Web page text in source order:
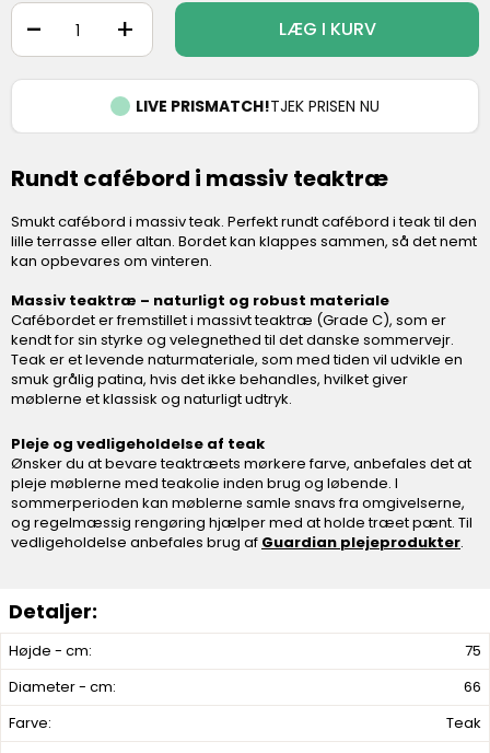
Højde - cm:
75
Diameter - cm:
66
Farve:
Teak
+
- LÆG I KURV
LIVE PRISMATCH!TJEK PRISEN NU
Rundt cafébord i massiv teaktræ
Smukt cafébord i massiv teak. Perfekt rundt cafébord i teak til den
lille terrasse eller altan. Bordet kan klappes sammen, så det nemt
kan opbevares om vinteren.
Massiv teaktræ – naturligt og robust materiale
Cafébordet er fremstillet i massivt teaktræ (Grade C), som er
kendt for sin styrke og velegnethed til det danske sommervejr.
Teak er et levende naturmateriale, som med tiden vil udvikle en
smuk grålig patina, hvis det ikke behandles, hvilket giver
møblerne et klassisk og naturligt udtryk.
Pleje og vedligeholdelse af teak
Ønsker du at bevare teaktræets mørkere farve, anbefales det at
pleje møblerne med teakolie inden brug og løbende. I
sommerperioden kan møblerne samle snavs fra omgivelserne,
og regelmæssig rengøring hjælper med at holde træet pænt. Til
vedligeholdelse anbefales brug af Guardian plejeprodukter.